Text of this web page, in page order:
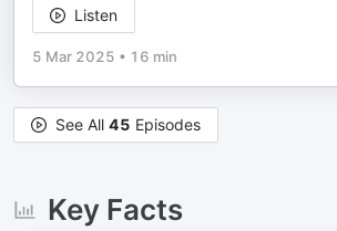
Listen
5 Mar 2025 • 16 min
See All 45 Episodes
Key Facts